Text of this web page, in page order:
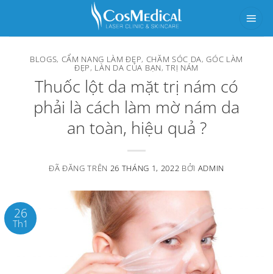
BLOGS, CẨM NANG LÀM ĐẸP, CHĂM SÓC DA,GÓC LÀM
ĐẸP, LÀN DA CỦA BẠN,TRỊ NÁM
Thuốc lột da mặt trị nám có
phải là cách làm mờ nám da
an toàn, hiệu quả ?
ĐÃ ĐĂNG TRÊN 26 THÁNG 1, 2022 BỞI ADMIN
26
Th1